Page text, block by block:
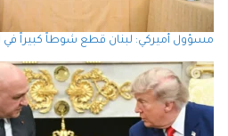
مسؤول أميركي: لبنان قطع شوطاً كبيراً في